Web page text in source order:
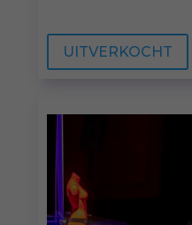
UITVERKOCHT